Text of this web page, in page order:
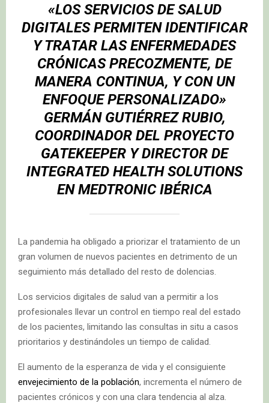
«LOS SERVICIOS DE SALUD
DIGITALES PERMITEN IDENTIFICAR
Y TRATAR LAS ENFERMEDADES
CRÓNICAS PRECOZMENTE, DE
MANERA CONTINUA, Y CON UN
ENFOQUE PERSONALIZADO»
GERMÁN GUTIÉRREZ RUBIO,
COORDINADOR DEL PROYECTO
GATEKEEPER Y DIRECTOR DE
INTEGRATED HEALTH SOLUTIONS
ENMEDTRONIC IBÉRICA
La pandemia ha obligado a priorizar el tratamiento de un
gran volumen de nuevos pacientes en detrimento de un
seguimiento más detallado del resto de dolencias.
Los servicios digitales de salud van a permitir a los
profesionales llevar un control en tiempo real del estado
de los pacientes, limitando las consultas in situ a casos
prioritarios y destinándoles un tiempo de calidad.
El aumento de la esperanza de vida y el consiguiente
envejecimiento de la población, incrementa el número de
pacientes crónicos y con una clara tendencia al alza.